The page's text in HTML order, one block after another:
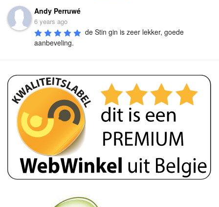
Andy Perruwé
6 years ago
de Stin gin is zeer lekker, goede
aanbeveling.